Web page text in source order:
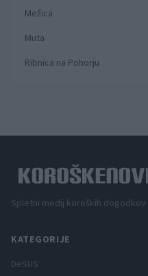
Mežica
Muta
Ribnica na Pohorju
Spletni medij koroških dogodkov.
KATEGORIJE
DeSUS